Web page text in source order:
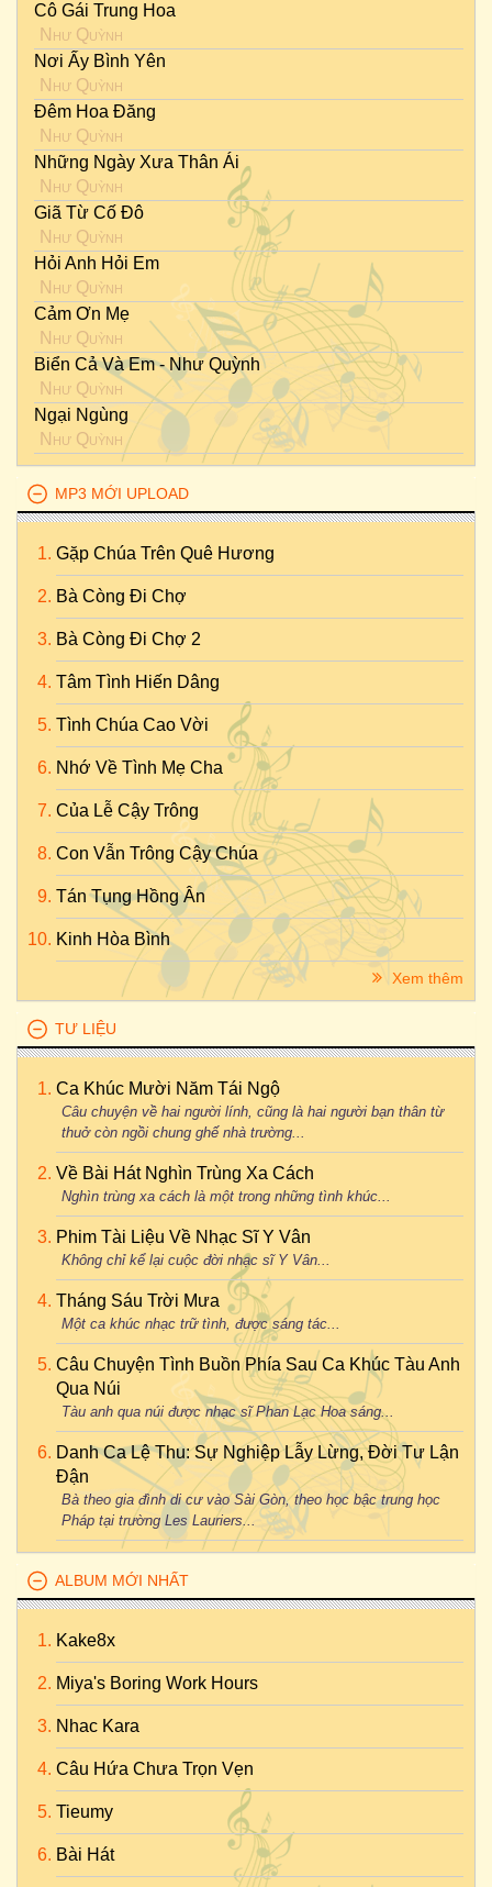
Cô Gái Trung Hoa
Như Quỳnh
Nơi Ấy Bình Yên
Như Quỳnh
Đêm Hoa Đăng
Như Quỳnh
Những Ngày Xưa Thân Ái
Như Quỳnh
Giã Từ Cố Đô
Như Quỳnh
Hỏi Anh Hỏi Em
Như Quỳnh
Cảm Ơn Mẹ
Như Quỳnh
Biển Cả Và Em - Như Quỳnh
Như Quỳnh
Ngại Ngùng
Như Quỳnh
MP3 MỚI UPLOAD
Gặp Chúa Trên Quê Hương
Bà Còng Đi Chợ
Bà Còng Đi Chợ 2
Tâm Tình Hiến Dâng
Tình Chúa Cao Vời
Nhớ Về Tình Mẹ Cha
Của Lễ Cậy Trông
Con Vẫn Trông Cậy Chúa
Tán Tụng Hồng Ân
Kinh Hòa Bình
Xem thêm
TƯ LIỆU
Ca Khúc Mười Năm Tái Ngộ
Câu chuyện về hai người lính, cũng là hai người bạn thân từ
thuở còn ngồi chung ghế nhà trường...
Về Bài Hát Nghìn Trùng Xa Cách
Nghìn trùng xa cách là một trong những tình khúc...
Phim Tài Liệu Về Nhạc Sĩ Y Vân
Không chỉ kể lại cuộc đời nhạc sĩ Y Vân...
Tháng Sáu Trời Mưa
Một ca khúc nhạc trữ tình, được sáng tác...
Câu Chuyện Tình Buồn Phía Sau Ca Khúc Tàu Anh
Qua Núi
Tàu anh qua núi được nhạc sĩ Phan Lạc Hoa sáng...
Danh Ca Lệ Thu: Sự Nghiệp Lẫy Lừng, Đời Tư Lận
Đận
Bà theo gia đình di cư vào Sài Gòn, theo học bậc trung học
Pháp tại trường Les Lauriers...
ALBUM MỚI NHẤT
Kake8x
Miya's Boring Work Hours
Nhac Kara
Câu Hứa Chưa Trọn Vẹn
Tieumy
Bài Hát